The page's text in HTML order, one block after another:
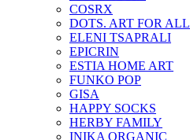
COSRX
DOTS. ART FOR ALL
ELENI TSAPRALI
EPICRIN
ESTIA HOME ART
FUNKO POP
GISA
HAPPY SOCKS
HERBY FAMILY
INIKA ORGANIC